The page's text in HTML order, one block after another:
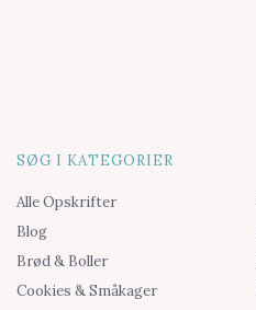
SØG I KATEGORIER
Alle Opskrifter
Blog
Brød & Boller
Cookies & Småkager